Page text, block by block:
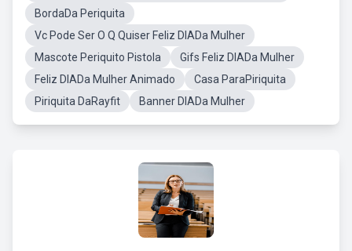
BordaDa Periquita
Vc Pode Ser O Q Quiser Feliz DIADa Mulher
Mascote Periquito Pistola
Gifs Feliz DIADa Mulher
Feliz DIADa Mulher Animado
Casa ParaPiriquita
Piriquita DaRayfit
Banner DIADa Mulher